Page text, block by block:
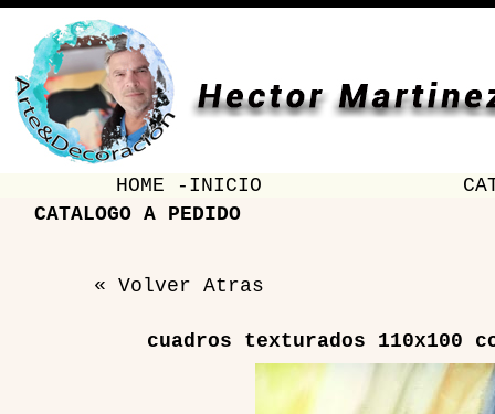
HOME -INICIO
CATALOGO A PEDIDO
« Volver Atras
cuadros texturados 110x100